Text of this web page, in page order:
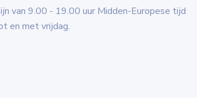
van 9.00 - 19.00 uur Midden-Europese tijd
en met vrijdag.